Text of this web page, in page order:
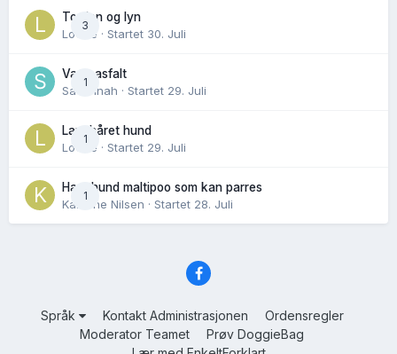
3
Torden og lyn
Lovise · Startet 30. Juli
1
Varm asfalt
Savannah · Startet 29. Juli
1
Langhåret hund
Lovise · Startet 29. Juli
1
Hannhund maltipoo som kan parres
Karoline Nilsen · Startet 28. Juli
Språk Kontakt Administrasjonen
Ordensregler
Moderator Teamet
Prøv DoggieBag